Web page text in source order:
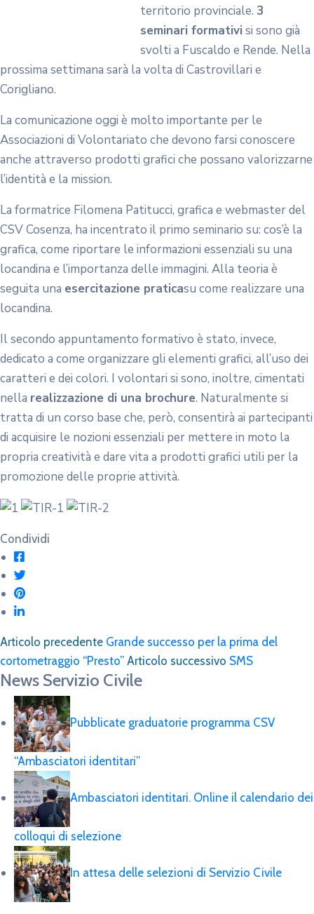
territorio provinciale. 3
seminari formativi si sono già
svolti a Fuscaldo e Rende. Nella
prossima settimana sarà la volta di Castrovillari e
Corigliano.
La comunicazione oggi è molto importante per le
Associazioni di Volontariato che devono farsi conoscere
anche attraverso prodotti grafici che possano valorizzarne
l’identità e la mission.
La formatrice Filomena Patitucci, grafica e webmaster del
CSV Cosenza, ha incentrato il primo seminario su: cos’è la
grafica, come riportare le informazioni essenziali su una
locandina e l’importanza delle immagini. Alla teoria è
seguita una esercitazione praticasu come realizzare una
locandina.
Il secondo appuntamento formativo è stato, invece,
dedicato a come organizzare gli elementi grafici, all’uso dei
caratteri e dei colori. I volontari si sono, inoltre, cimentati
nella realizzazione di una brochure. Naturalmente si
tratta di un corso base che, però, consentirà ai partecipanti
di acquisire le nozioni essenziali per mettere in moto la
propria creatività e dare vita a prodotti grafici utili per la
promozione delle proprie attività.
Condividi
Articolo precedente Grande successo per la prima del
cortometraggio “Presto” Articolo successivo SMS
News Servizio Civile
Pubblicate graduatorie programma CSV
“Ambasciatori identitari”
Ambasciatori identitari. Online il calendario dei
colloqui di selezione
In attesa delle selezioni di Servizio Civile